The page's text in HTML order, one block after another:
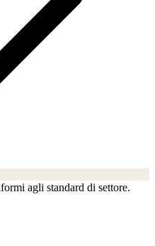
agli standard di settore.